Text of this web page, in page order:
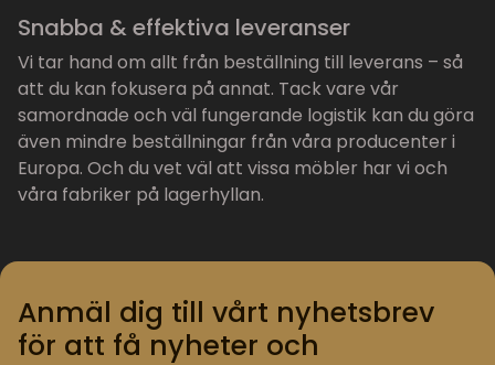
Snabba & effektiva leveranser
Vi tar hand om allt från beställning till leverans – så
att du kan fokusera på annat. Tack vare vår
samordnade och väl fungerande logistik kan du göra
även mindre beställningar från våra producenter i
Europa. Och du vet väl att vissa möbler har vi och
våra fabriker på lagerhyllan.
Anmäl dig till vårt nyhetsbrev
för att få nyheter och